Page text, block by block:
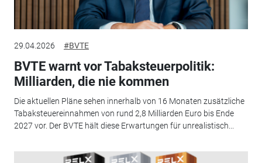
29.04.2026 #BVTE
BVTE warnt vor Tabaksteuerpolitik:
Milliarden, die nie kommen
Die aktuellen Pläne sehen innerhalb von 16 Monaten zusätzliche
Tabaksteuereinnahmen von rund 2,8 Milliarden Euro bis Ende
2027 vor. Der BVTE hält diese Erwartungen für unrealistisch...